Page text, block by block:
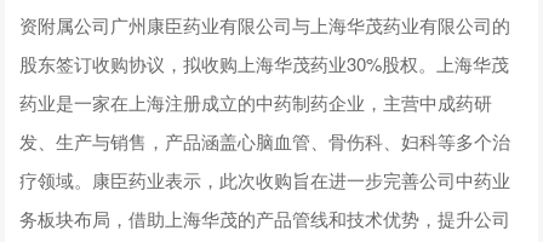
资附属公司广州康臣药业有限公司与上海华茂药业有限公司的
股东签订收购协议，拟收购上海华茂药业30%股权。上海华茂
药业是一家在上海注册成立的中药制药企业，主营中成药研
发、生产与销售，产品涵盖心脑血管、骨伤科、妇科等多个治
疗领域。康臣药业表示，此次收购旨在进一步完善公司中药业
务板块布局，借助上海华茂的产品管线和技术优势，提升公司